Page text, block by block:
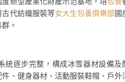
代紡織服裝等女大生包養俱樂部國
。
統逐步完整，構成冰雪器材設備及
、健身器材、活動服裝鞋帽、戶外